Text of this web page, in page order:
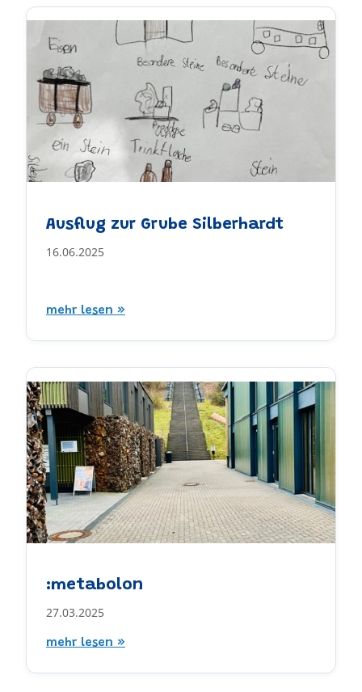
Ausflug zur Grube Silberhardt
16.06.2025
mehr lesen »
:metabolon
27.03.2025
mehr lesen »